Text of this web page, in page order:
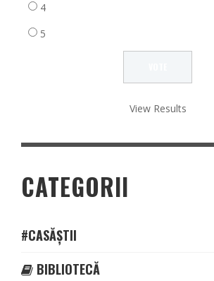
4
5
View Results
CATEGORII
#CASĂȘTII
BIBLIOTECĂ